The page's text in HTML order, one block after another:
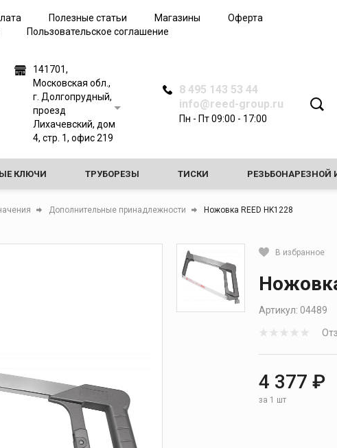
Полезные статьи Магазины
Оферта
Пользовательское соглашение
141701,
Московская обл.,
г. Долгопрудный,
проезд
Лихачевский, дом
4, стр. 1, офис 219
8 495 143 53 44
info@reed-group.ru
Пн - Пт 09:00 - 17:00
КЛЮЧИ ТРУБОРЕЗЫ ТИСКИ РЕЗЬБОНАРЕЗНОЙ
ИНСТРУМЕНТЫ ДЛЯ ОБРАБОТКИ ТРУБ
Дополнительные принадлежности Ножовка REED HK1228
В избранное
Кликните, чтобы скопировать
Артикул: 04489
4 377 ₽
за 1 шт